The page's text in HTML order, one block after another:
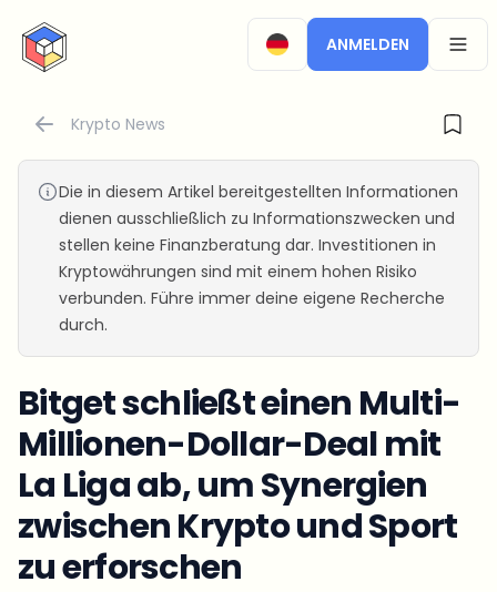
CryptoTicker
ANMELDEN
Krypto News
Die in diesem Artikel bereitgestellten Informationen
dienen ausschließlich zu Informationszwecken und
stellen keine Finanzberatung dar. Investitionen in
Kryptowährungen sind mit einem hohen Risiko
verbunden. Führe immer deine eigene Recherche
durch.
Bitget schließt einen Multi-
Millionen-Dollar-Deal mit
La Liga ab, um Synergien
zwischen Krypto und Sport
zu erforschen